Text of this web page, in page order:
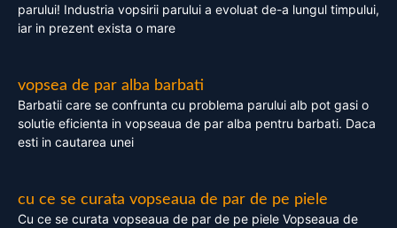
parului! Industria vopsirii parului a evoluat de-a lungul timpului,
iar in prezent exista o mare
vopsea de par alba barbati
Barbatii care se confrunta cu problema parului alb pot gasi o
solutie eficienta in vopseaua de par alba pentru barbati. Daca
esti in cautarea unei
cu ce se curata vopseaua de par de pe piele
Cu ce se curata vopseaua de par de pe piele Vopseaua de